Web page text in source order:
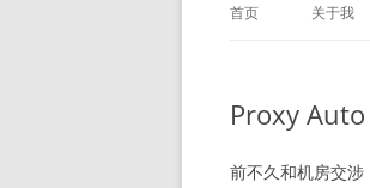
首页 关于我
Proxy
前不久和机房交涉